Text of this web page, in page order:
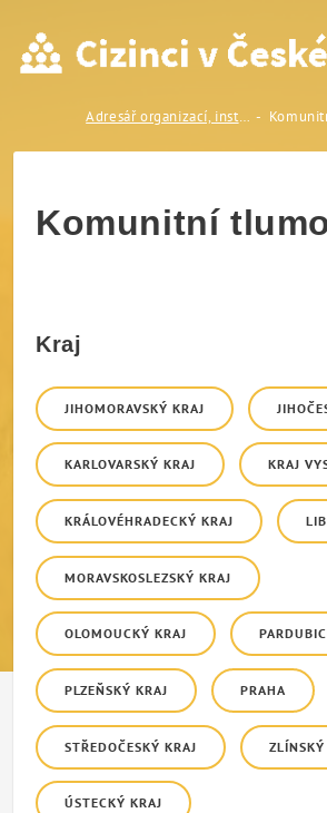
Komunitní Adresář organizací, institucí a odborníků
Komunitní
Kraj
JIHOMORAVSKÝ KRAJ
KARLOVARSKÝ KRAJ KRAJ
KRÁLOVÉHRADECKÝ KRAJ
MORAVSKOSLEZSKÝ KRAJ
OLOMOUCKÝ KRAJ
PLZEŇSKÝ KRAJ PRAHA
STŘEDOČESKÝ KRAJ ZLÍNSKÝ
ÚSTECKÝ KRAJ